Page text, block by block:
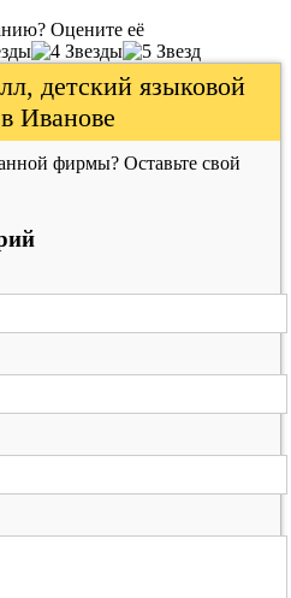
Оцените её
детский языковой
Иванове
фирмы? Оставьте свой